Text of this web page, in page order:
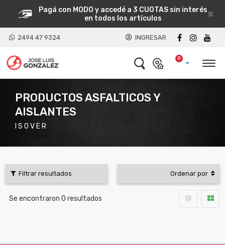
×
Pagá con MODO y accedé a 3 CUOTAS sin interés
en todos los artículos
2494 47 9324 INGRESAR
0
PRODUCTOS ASFALTICOS Y
AISLANTES
I S O V E R
Filtrar resultados Ordenar por
Se encontraron 0 resultados